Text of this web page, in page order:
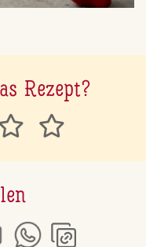
Rezept?